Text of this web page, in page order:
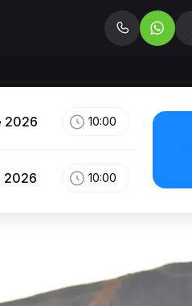
2026 10:00
2026 10:00